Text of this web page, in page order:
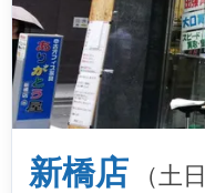
新橋店 （土